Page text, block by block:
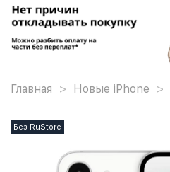
Главная Новые iPhone
Без RuStore